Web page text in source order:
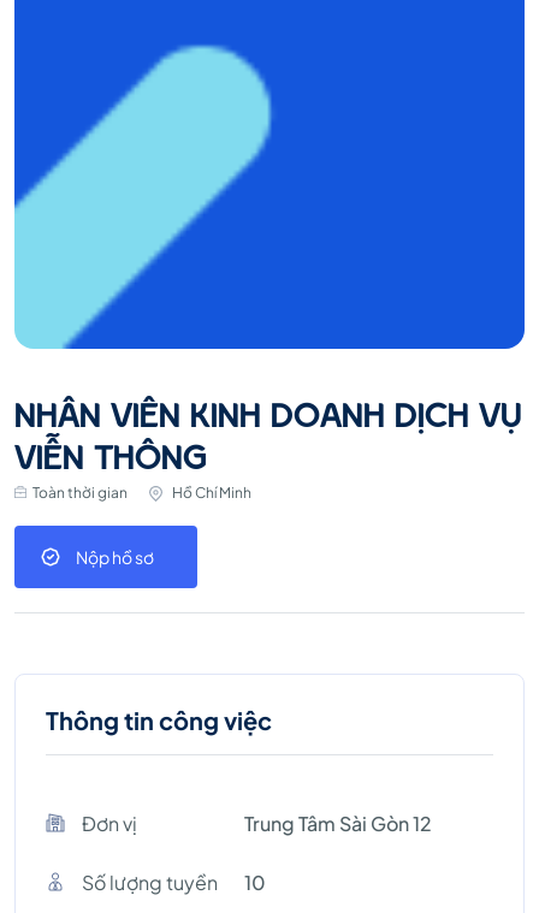
NHÂN VIÊN KINH DOANH DỊCH VỤ
VIỄN THÔNG
Toàn thời gian Hồ Chí Minh
Nộp hồ sơ
Thông tin công việc
Đơn vị Trung Tâm Sài Gòn 12
Số lượng tuyền 10